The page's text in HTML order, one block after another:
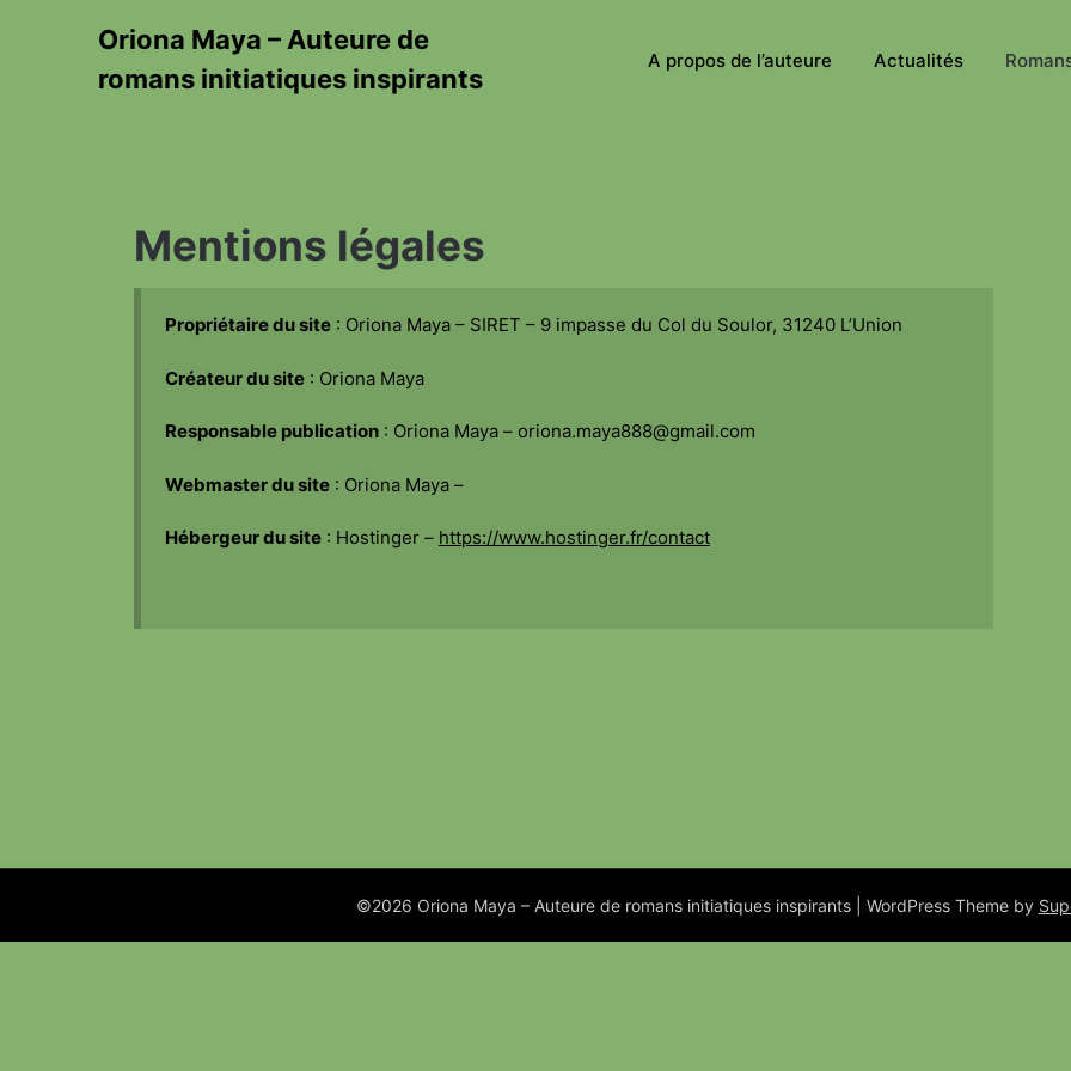
Oriona Maya – Auteure de
romans initiatiques inspirants
A propos de l’auteure Actualités
Mentions légales
Propriétaire du site : Oriona Maya – SIRET – 9 impasse du Col du Soulor, 31240 L’Union
Créateur du site : Oriona Maya
Responsable publication : Oriona Maya – oriona.maya888@gmail.com
Webmaster du site : Oriona Maya –
Hébergeur du site : Hostinger – https://www.hostinger.fr/contact
©2026 Oriona Maya – Auteure de romans initiatiques inspirants | WordPress Theme by